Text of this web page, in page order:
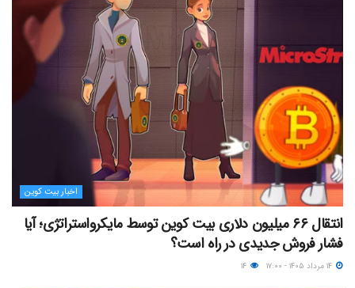
اخبار بیت کوین
انتقال ۶۶ میلیون دلاری بیت کوین توسط مایکرواستراتژی؛ آیا
فشار فروش جدیدی در راه است؟